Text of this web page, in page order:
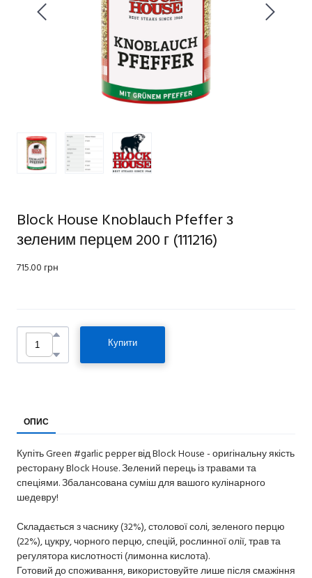
Block House Knoblauch Pfeffer з
зеленим перцем 200 г (111216)
715.00 грн
Купити
ОПИС
Купіть Green #garlic pepper від Block House - оригінальну якість
ресторану Block House. Зелений перець із травами та
спеціями. Збалансована суміш для вашого кулінарного
шедевру!
Складається з часнику (32%), столової солі, зеленого перцю
(22%), цукру, чорного перцю, спецій, рослинної олії, трав та
регулятора кислотності (лимонна кислота).
Готовий до споживання, використовуйте лише після смажіння